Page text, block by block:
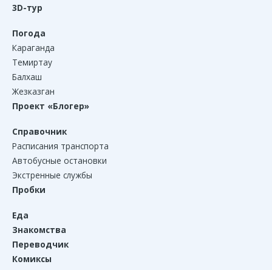
3D-тур
Погода
Караганда
Темиртау
Балхаш
Жезказган
Проект «Блогер»
Справочник
Расписания транспорта
Автобусные остановки
Экстренные службы
Пробки
Еда
Знакомства
Переводчик
Комиксы